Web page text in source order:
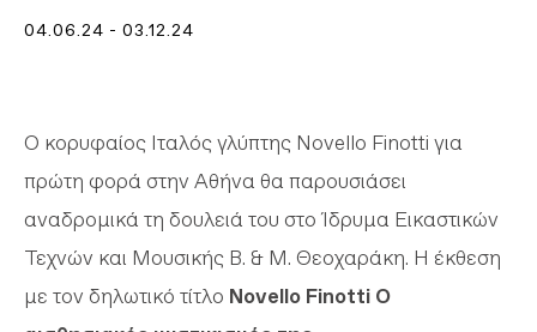
04.06.24 - 03.12.24
Ο κορυφαίος Ιταλός γλύπτης Novello Finotti για
πρώτη φορά στην Αθήνα θα παρουσιάσει
αναδρομικά τη δουλειά του στο Ίδρυμα Εικαστικών
Τεχνών και Μουσικής Β. & Μ. Θεοχαράκη. Η έκθεση
με τον δηλωτικό τίτλο Novello Finotti Ο